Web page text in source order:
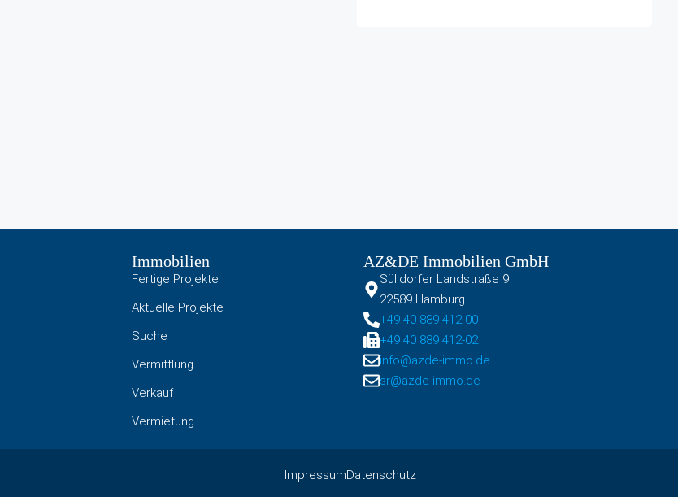
Immobilien
Fertige Projekte
Aktuelle Projekte
Suche
Vermittlung
Verkauf
Vermietung
AZ&DE Immobilien GmbH
Sülldorfer Landstraße 9
22589 Hamburg
+49 40 889 412-00
+49 40 889 412-02
info@azde-immo.de
sr@azde-immo.de
ImpressumDatenschutz